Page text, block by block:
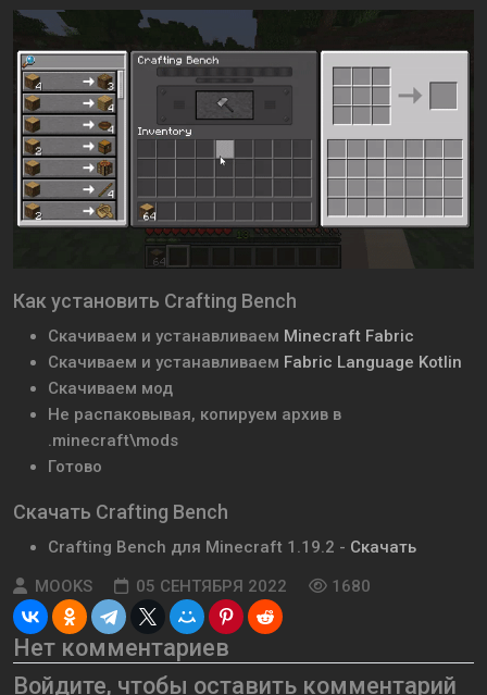
Как установить Crafting Bench
Скачиваем и устанавливаем Minecraft Fabric
Скачиваем и устанавливаем Fabric Language Kotlin
Скачиваем мод
Не распаковывая, копируем архив в
.minecraft\mods
Готово
Скачать Crafting Bench
Crafting Bench для Minecraft 1.19.2 - Скачать
MOOKS
05 СЕНТЯБРЯ 2022 1680
Нет комментариев
Войдите, чтобы оставить комментарий